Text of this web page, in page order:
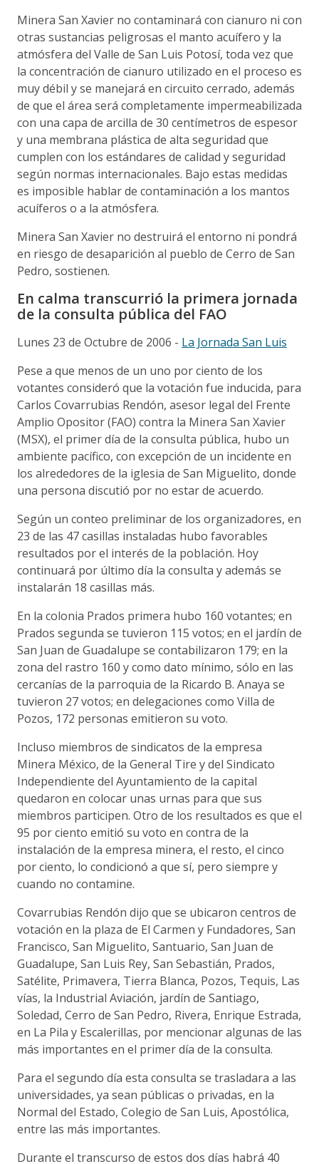
Minera San Xavier no contaminará con cianuro ni con
otras sustancias peligrosas el manto acuífero y la
atmósfera del Valle de San Luis Potosí, toda vez que
la concentración de cianuro utilizado en el proceso es
muy débil y se manejará en circuito cerrado, además
de que el área será completamente impermeabilizada
con una capa de arcilla de 30 centímetros de espesor
y una membrana plástica de alta seguridad que
cumplen con los estándares de calidad y seguridad
según normas internacionales. Bajo estas medidas
es imposible hablar de contaminación a los mantos
acuíferos o a la atmósfera.
Minera San Xavier no destruirá el entorno ni pondrá
en riesgo de desaparición al pueblo de Cerro de San
Pedro, sostienen.
En calma transcurrió la primera jornada
de la consulta pública del FAO
Lunes 23 de Octubre de 2006 - La Jornada San Luis
Pese a que menos de un uno por ciento de los
votantes consideró que la votación fue inducida, para
Carlos Covarrubias Rendón, asesor legal del Frente
Amplio Opositor (FAO) contra la Minera San Xavier
(MSX), el primer día de la consulta pública, hubo un
ambiente pacífico, con excepción de un incidente en
los alrededores de la iglesia de San Miguelito, donde
una persona discutió por no estar de acuerdo.
Según un conteo preliminar de los organizadores, en
23 de las 47 casillas instaladas hubo favorables
resultados por el interés de la población. Hoy
continuará por último día la consulta y además se
instalarán 18 casillas más.
En la colonia Prados primera hubo 160 votantes; en
Prados segunda se tuvieron 115 votos; en el jardín de
San Juan de Guadalupe se contabilizaron 179; en la
zona del rastro 160 y como dato mínimo, sólo en las
cercanías de la parroquia de la Ricardo B. Anaya se
tuvieron 27 votos; en delegaciones como Villa de
Pozos, 172 personas emitieron su voto.
Incluso miembros de sindicatos de la empresa
Minera México, de la General Tire y del Sindicato
Independiente del Ayuntamiento de la capital
quedaron en colocar unas urnas para que sus
miembros participen. Otro de los resultados es que el
95 por ciento emitió su voto en contra de la
instalación de la empresa minera, el resto, el cinco
por ciento, lo condicionó a que sí, pero siempre y
cuando no contamine.
Covarrubias Rendón dijo que se ubicaron centros de
votación en la plaza de El Carmen y Fundadores, San
Francisco, San Miguelito, Santuario, San Juan de
Guadalupe, San Luis Rey, San Sebastián, Prados,
Satélite, Primavera, Tierra Blanca, Pozos, Tequis, Las
vías, la Industrial Aviación, jardín de Santiago,
Soledad, Cerro de San Pedro, Rivera, Enrique Estrada,
en La Pila y Escalerillas, por mencionar algunas de las
más importantes en el primer día de la consulta.
Para el segundo día esta consulta se trasladara a las
universidades, ya sean públicas o privadas, en la
Normal del Estado, Colegio de San Luis, Apostólica,
entre las más importantes.
Durante el transcurso de estos dos días habrá 40